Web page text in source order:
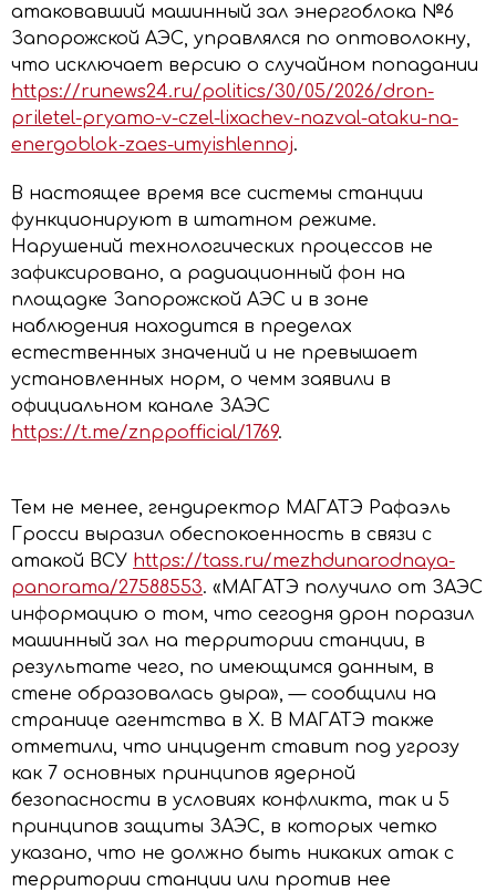
атаковавший машинный зал энергоблока №6
Запорожской АЭС, управлялся по оптоволокну,
что исключает версию о случайном попадании
https://runews24.ru/politics/30/05/2026/dron-
priletel-pryamo-v-czel-lixachev-nazval-ataku-na-
energoblok-zaes-umyishlennoj.
В настоящее время все системы станции
функционируют в штатном режиме.
Нарушений технологических процессов не
зафиксировано, а радиационный фон на
площадке Запорожской АЭС и в зоне
наблюдения находится в пределах
естественных значений и не превышает
установленных норм, о чемм заявили в
официальном канале ЗАЭС
https://t.me/znppofficial/1769.
Тем не менее, гендиректор МАГАТЭ Рафаэль
Гросси выразил обеспокоенность в связи с
атакой ВСУ https://tass.ru/mezhdunarodnaya-
panorama/27588553. «МАГАТЭ получило от ЗАЭС
информацию о том, что сегодня дрон поразил
машинный зал на территории станции, в
результате чего, по имеющимся данным, в
стене образовалась дыра», — сообщили на
странице агентства в X. В МАГАТЭ также
отметили, что инцидент ставит под угрозу
как 7 основных принципов ядерной
безопасности в условиях конфликта, так и 5
принципов защиты ЗАЭС, в которых четко
указано, что не должно быть никаких атак с
территории станции или против нее